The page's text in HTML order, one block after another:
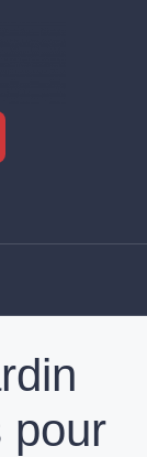
pour